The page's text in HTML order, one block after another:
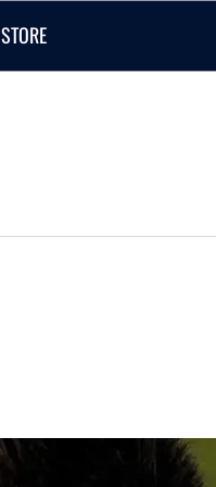
STORE